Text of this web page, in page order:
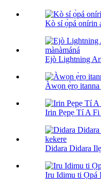
Kò sí ọ̀pá onírin
Ejò Lightning
Àwọn ẹ̀rọ
Irin Pẹpẹ Tí A
Didara Didara
Iru Idimu ti Ọpá